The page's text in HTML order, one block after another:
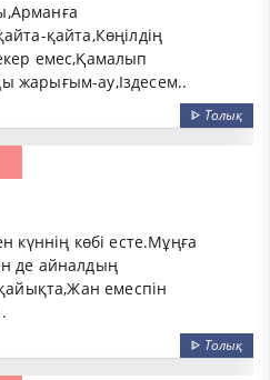
қайта,Көңілдің
емес,Қамалып
жарығым-ау,Іздесем..
ᐈ Толық
күннің көбі есте.Мұңға
де айналдың
емеспін
ᐈ Толық